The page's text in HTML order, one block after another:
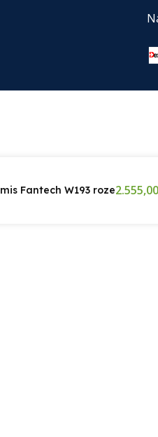
Fantech W193 roze2.555,00